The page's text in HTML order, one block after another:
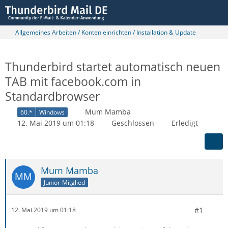
Allgemeines Arbeiten / Konten einrichten / Installation & Update
Thunderbird startet automatisch neuen
TAB mit facebook.com in
Standardbrowser
60.* Windows
Mum Mamba
12. Mai 2019 um 01:18
Geschlossen Erledigt
Mum Mamba
Junior-Mitglied
12. Mai 2019 um 01:18 #1